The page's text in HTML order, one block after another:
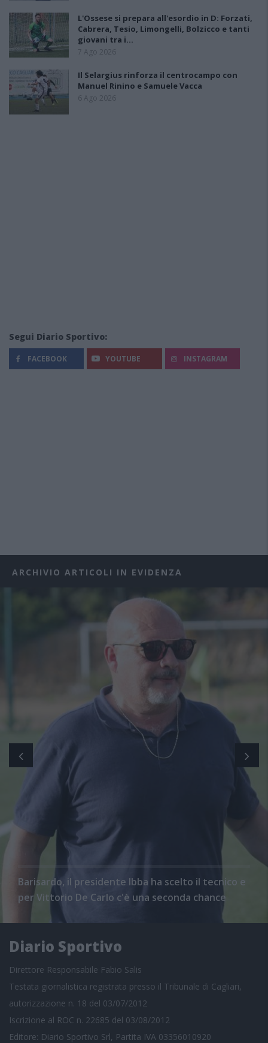
L'Ossese si prepara all'esordio in D: Forzati,
Cabrera, Tesio, Limongelli, Bolzicco e tanti
giovani tra i…
7 Ago 2026
Il Selargius rinforza il centrocampo con
Manuel Rinino e Samuele Vacca
6 Ago 2026
Segui Diario Sportivo:
FACEBOOK YOUTUBE INSTAGRAM
ARCHIVIO ARTICOLI IN EVIDENZA
Barisardo, il presidente Ibba ha scelto il tecnico e
per Vittorio De Carlo c'è una seconda chance
Diario Sportivo
Direttore Responsabile Fabio Salis
Testata giornalistica registrata presso il Tribunale di Cagliari,
autorizzazione n. 18 del 03/07/2012
Iscrizione al ROC n. 22685 del 03/08/2012
Editore: Diario Sportivo Srl, Partita IVA 03356010920